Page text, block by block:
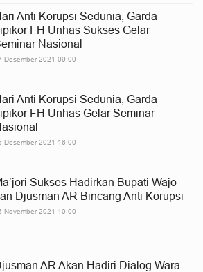
Anti Korupsi Sedunia, Garda
FH Unhas Sukses Gelar
Nasional
Desember 2021 09:00
Anti Korupsi Sedunia, Garda
FH Unhas Gelar Seminar
Desember 2021 16:00
Sukses Hadirkan Bupati Wajo
Djusman AR Bincang Anti Korupsi
November 2021 10:00
AR Akan Hadiri Dialog Wara